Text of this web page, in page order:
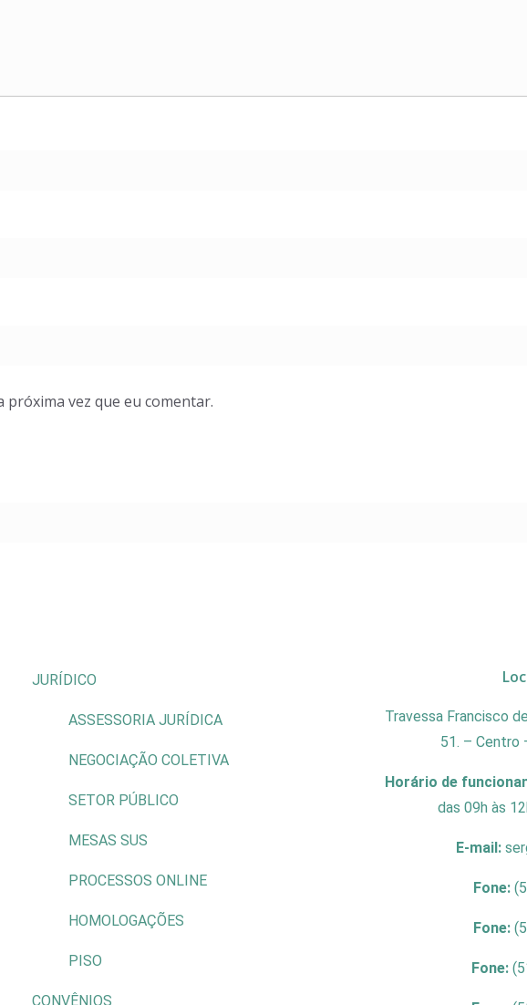
próxima vez que eu comentar.
JURÍDICO
ASSESSORIA JURÍDICA
NEGOCIAÇÃO COLETIVA
SETOR PÚBLICO
MESAS SUS
PROCESSOS ONLINE
HOMOLOGAÇÕES
PISO
CONVÊNIOS
Travessa Francisco
51. – Centro
Horário de
das 09h às
E-mail:
Fone:
Fone:
Fone: